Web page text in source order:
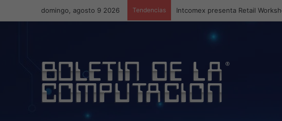
domingo, agosto 9 2026 Tendencias Intcomex presenta Retail